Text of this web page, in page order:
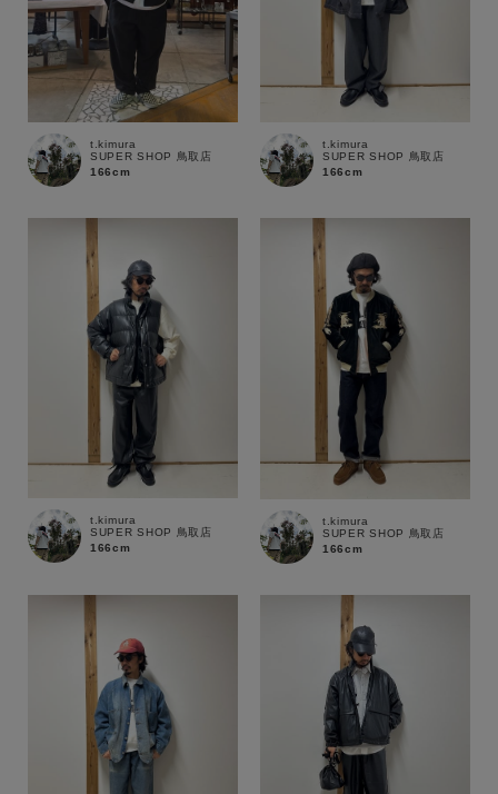
セール価格 WEB限定
在庫あり
t.kimura
SUPER SHOP 鳥取店
166cm
t.kimura
SUPER SHOP 鳥取店
166cm
t.kimura
SUPER SHOP 鳥取店
166cm
t.kimura
SUPER SHOP 鳥取店
166cm